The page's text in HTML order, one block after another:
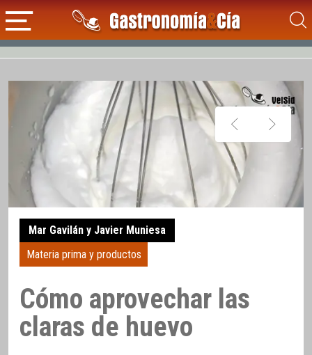
Mar Gavilán y Javier Muniesa
Materia prima y productos
Cómo aprovechar las
claras de huevo